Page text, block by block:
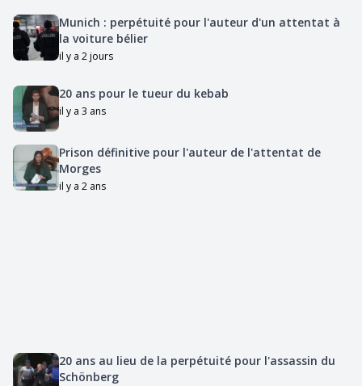
Munich : perpétuité pour l'auteur d'un attentat à
la voiture bélier
il y a 2 jours
20 ans pour le tueur du kebab
il y a 3 ans
Prison définitive pour l'auteur de l'attentat de
Morges
il y a 2 ans
20 ans au lieu de la perpétuité pour l'assassin du
Schönberg